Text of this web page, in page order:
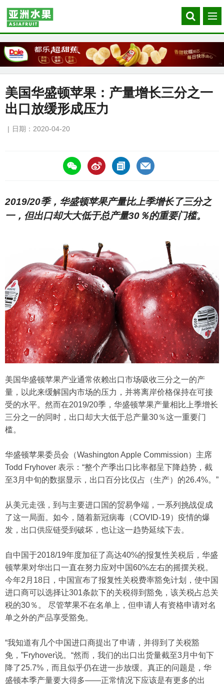
Search
our
菜
单
美国华盛顿苹果：产量增长三分之一
出口放缓形成压力
日期：2020-04-20
https://asiafruitchina.net/19467.html
2019/20季，华盛顿苹果产量比上季增长了三分之
一，但出口却大大低于总产量30％的重要门槛。
美国华盛顿苹果产业通常依赖出口市场吸收三分之一的产
量，以此来缓解国内市场的压力，并将离岸价格保持在可接
受的水平。然而在2019/20季，华盛顿苹果产量相比上季增长
三分之一的同时，出口却大大低于总产量30％这一重要门
槛。
华盛顿苹果委员会（Washington Apple Commission）主席
Todd Fryhover 表示：“整个产季出口比率都呈下降趋势，截
至3月中旬的数据显示，出口百分比仅占（生产）的26.4%。”
从美元走强，到与主要进口国的贸易争端，一系列挑战促成
了这一局面。如今，随着新冠病毒（COVID-19）疫情的爆
发，出口供应链受到破坏，也让这一趋势延续下去。
自中国于2018/19年度加征了高达40%的报复性关税后，华盛
顿苹果对华出口一直在努力应对中国60%左右的摇摆关税。
今年2月18日，中国宣布了报复性关税费率豁免计划，使中国
进口商可以选择让301条款下的关税得到豁免，该关税占总关
税的30％。 尽管苹果不在名单上，但申请人有资格申请对名
单之外的产品享受豁免。
“我知道有几个中国进口商提出了申请，并得到了关税豁
免，”Fryhover说。“然而，我们的出口出货量截至3月中旬下
降了25.7%，而且似乎仍在进一步放缓。真正的问题是，华
盛顿本季产量要大得多——正常情况下应该是有更多的出